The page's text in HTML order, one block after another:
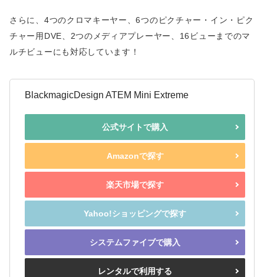
さらに、4つのクロマキーヤー、6つのピクチャー・イン・ピク
チャー用DVE、2つのメディアプレーヤー、16ビューまでのマ
ルチビューにも対応しています！
BlackmagicDesign ATEM Mini Extreme
公式サイトで購入
Amazonで探す
楽天市場で探す
Yahoo!ショッピングで探す
システムファイブで購入
レンタルで利用する